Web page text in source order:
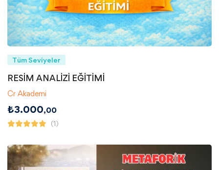
Tüm Seviyeler
RESİM ANALİZİ EĞİTİMİ
Cr Akademi
₺3.000,00
(1)